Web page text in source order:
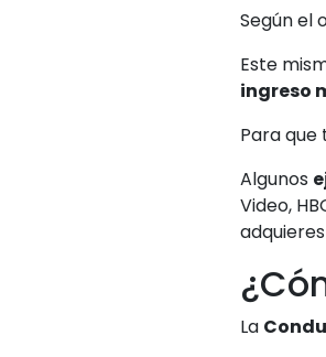
Según el
Este
ingreso
Para que
Algunos
Video,
La